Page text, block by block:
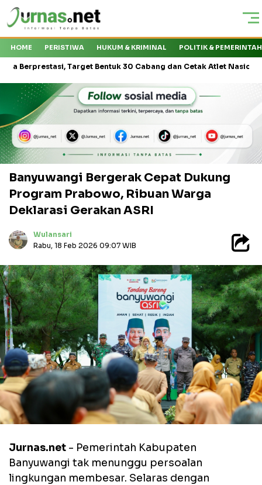
HOME PERISTIWA HUKUM & KRIMINAL POLITIK &
Target Bentuk 30 Cabang dan Cetak Atlet Nasional
Banyuwangi Bergerak Cepat Dukung
Program Prabowo, Ribuan Warga
Deklarasi Gerakan ASRI
Wulansari
Rabu, 18 Feb 2026 09:07 WIB
Jurnas.net - Pemerintah Kabupaten
Banyuwangi tak menunggu persoalan
lingkungan membesar. Selaras dengan